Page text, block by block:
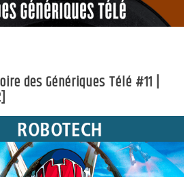
des Génériques Télé #11 |